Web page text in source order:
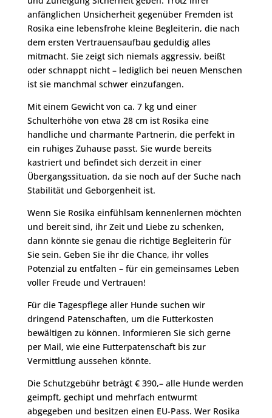
anfänglichen Unsicherheit gegenüber Fremden ist
Rosika eine lebensfrohe kleine Begleiterin, die nach
dem ersten Vertrauensaufbau geduldig alles
mitmacht. Sie zeigt sich niemals aggressiv, beißt
oder schnappt nicht – lediglich bei neuen Menschen
ist sie manchmal schwer einzufangen.
Mit einem Gewicht von ca. 7 kg und einer
Schulterhöhe von etwa 28 cm ist Rosika eine
handliche und charmante Partnerin, die perfekt in
ein ruhiges Zuhause passt. Sie wurde bereits
kastriert und befindet sich derzeit in einer
Übergangssituation, da sie noch auf der Suche nach
Stabilität und Geborgenheit ist.
Wenn Sie Rosika einfühlsam kennenlernen möchten
und bereit sind, ihr Zeit und Liebe zu schenken,
dann könnte sie genau die richtige Begleiterin für
Sie sein. Geben Sie ihr die Chance, ihr volles
Potenzial zu entfalten – für ein gemeinsames Leben
voller Freude und Vertrauen!
Für die Tagespflege aller Hunde suchen wir
dringend Patenschaften, um die Futterkosten
bewältigen zu können. Informieren Sie sich gerne
per Mail, wie eine Futterpatenschaft bis zur
Vermittlung aussehen könnte.
Die Schutzgebühr beträgt € 390,– alle Hunde werden
geimpft, gechipt und mehrfach entwurmt
abgegeben und besitzen einen EU-Pass. Wer Rosika